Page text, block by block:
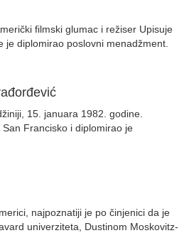
filmski glumac i režiser Upisuje
je diplomirao poslovni menadžment.
15. januara 1982. godine.
Francisko i diplomirao je
najpoznatiji je po činjenici da je
univerziteta, Dustinom Moskovitz-